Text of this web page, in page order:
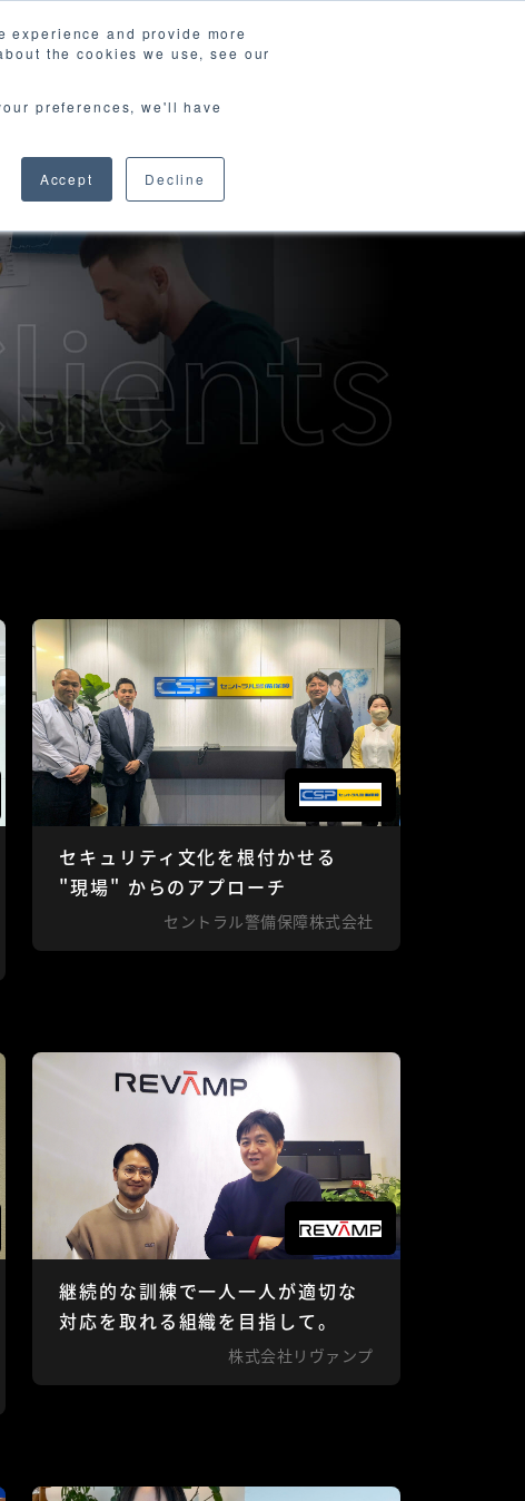
experience and provide more
the cookies we use, see our
preferences, we'll have
Accept Decline
資料請求
セキュリティ文化を根付かせる
"現場" からのアプローチ
セントラル警備保障株式会社
継続的な訓練で一人一人が適切な
対応を取れる組織を目指して。
株式会社リヴァンプ